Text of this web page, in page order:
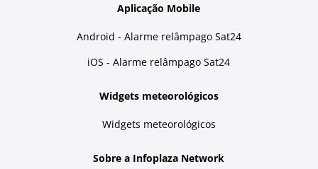
Aplicação Mobile
Android - Alarme relâmpago Sat24
iOS - Alarme relâmpago Sat24
Widgets meteorológicos
Widgets meteorológicos
Sobre a Infoplaza Network